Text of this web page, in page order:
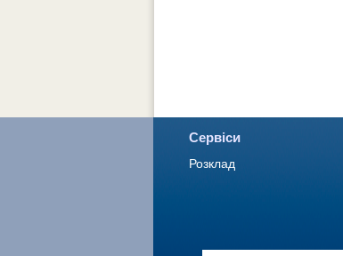
Сервіси
Розклад